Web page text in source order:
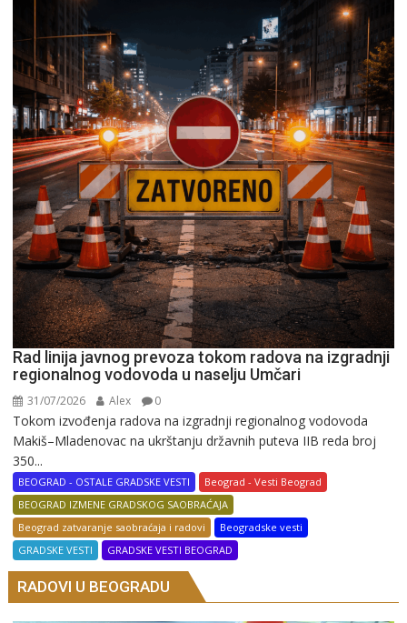
Rad linija javnog prevoza tokom radova na izgradnji
regionalnog vodovoda u naselju Umčari
31/07/2026 Alex 0
Tokom izvođenja radova na izgradnji regionalnog vodovoda
Makiš–Mladenovac na ukrštanju državnih puteva IIB reda broj
350...
BEOGRAD - OSTALE GRADSKE VESTI
Beograd - Vesti Beograd
BEOGRAD IZMENE GRADSKOG SAOBRAĆAJA
Beograd zatvaranje saobraćaja i radovi
Beogradske vesti
GRADSKE VESTI
GRADSKE VESTI BEOGRAD
RADOVI U BEOGRADU